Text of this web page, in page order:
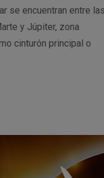
se encuentran entre las
y Júpiter, zona
cinturón principal o